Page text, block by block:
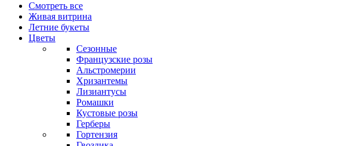
Смотреть все
Живая витрина
Летние букеты
Цветы
Сезонные
Французские розы
Альстромерии
Хризантемы
Лизиантусы
Ромашки
Кустовые розы
Герберы
Гортензия